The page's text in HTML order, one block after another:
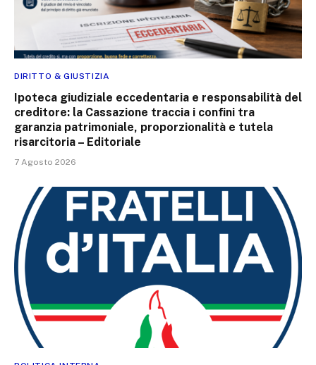
DIRITTO & GIUSTIZIA
Ipoteca giudiziale eccedentaria e responsabilità del
creditore: la Cassazione traccia i confini tra
garanzia patrimoniale, proporzionalità e tutela
risarcitoria – Editoriale
7 Agosto 2026